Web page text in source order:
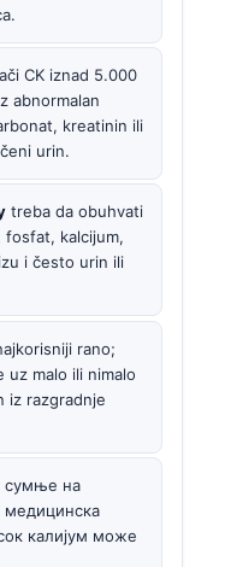
CK iznad 5.000
abnormalan
kreatinin ili
urin.
treba da obuhvati
fosfat, kalcijum,
i često urin ili
rano;
uz malo ili nimalo
iz razgradnje
сумње на
медицинска
калијум може